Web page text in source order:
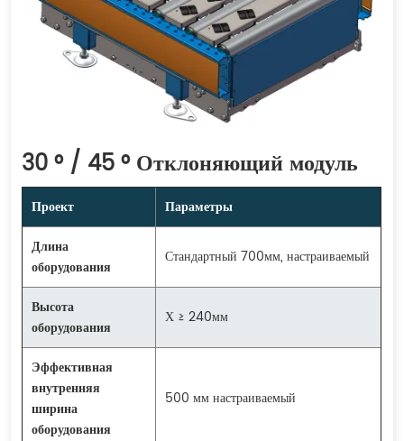
30 ° / 45 ° Отклоняющий модуль
Проект
Параметры
Длина
оборудования
Стандартный 700мм, настраиваемый
Высота
оборудования
Х ≥ 240мм
Эффективная
внутренняя
ширина
оборудования
500 мм настраиваемый